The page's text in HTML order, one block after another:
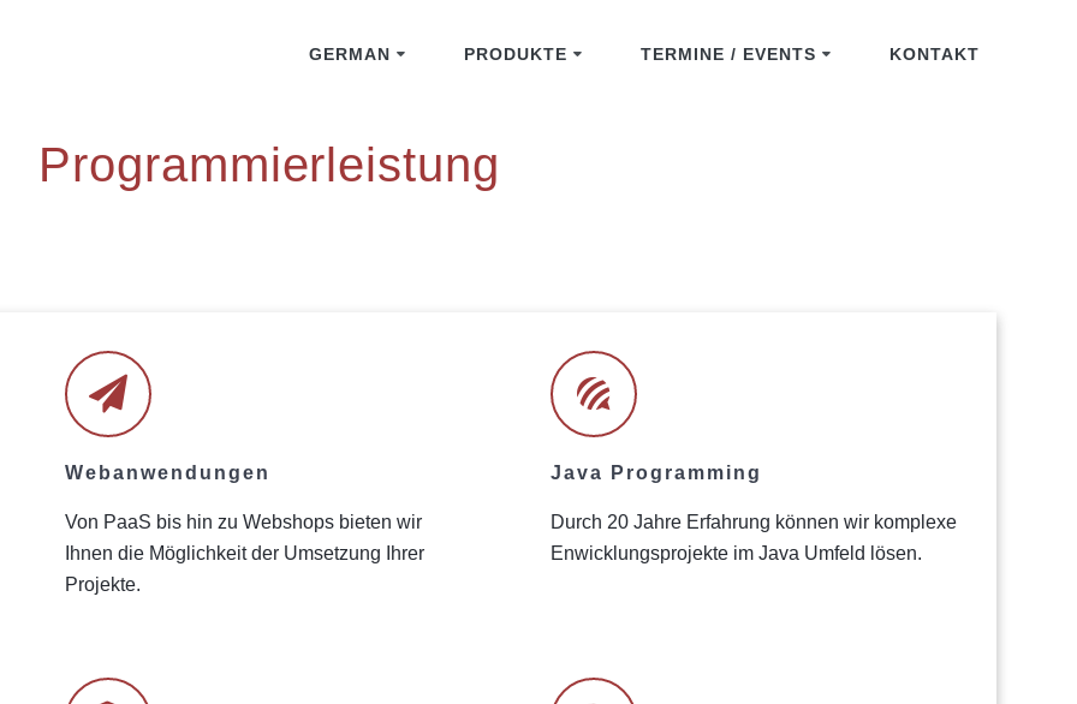
GERMAN PRODUKTE TERMINE / EVENTS KONTAKT
Programmierleistung
Webanwendungen
Von PaaS bis hin zu Webshops bieten wir
Ihnen die Möglichkeit der Umsetzung Ihrer
Projekte.
Java Programming
Durch 20 Jahre Erfahrung können wir komplexe
Enwicklungsprojekte im Java Umfeld lösen.